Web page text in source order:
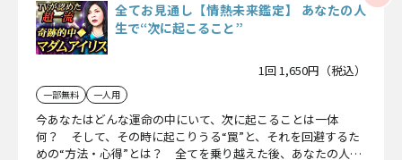
全てお見通し【情熱未来鑑定】 あなたの人
生で“次に起こること”
1回 1,650円（税込）
一部無料 一人用
今あなたはどんな運命の中にいて、次に起こることは一体
何？ そして、その時に起こりうる“罠”と、それを回避するた
めの“方法・心得”とは？ 全てを乗り越えた後、あなたの人生